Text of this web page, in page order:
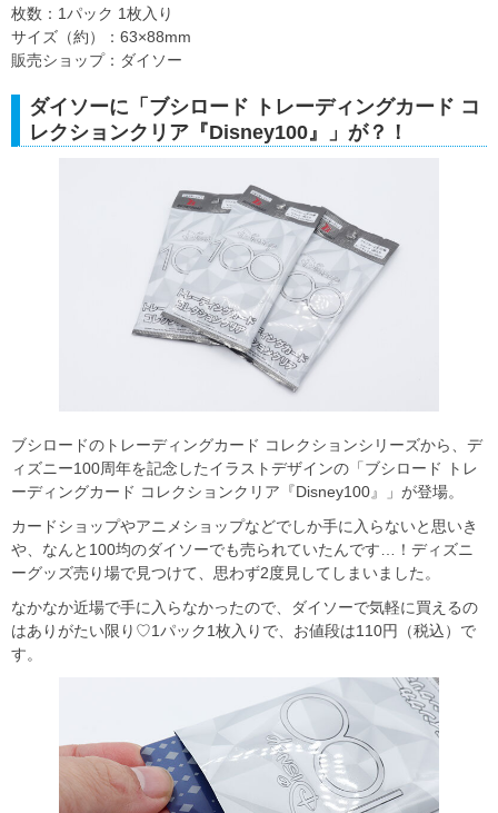
枚数：1パック 1枚入り
サイズ（約）：63×88mm
販売ショップ：ダイソー
ダイソーに「ブシロード トレーディングカード コ
レクションクリア『Disney100』」が？！
ブシロードのトレーディングカード コレクションシリーズから、デ
ィズニー100周年を記念したイラストデザインの「ブシロード トレ
ーディングカード コレクションクリア『Disney100』」が登場。
カードショップやアニメショップなどでしか手に入らないと思いき
や、なんと100均のダイソーでも売られていたんです…！ディズニ
ーグッズ売り場で見つけて、思わず2度見してしまいました。
なかなか近場で手に入らなかったので、ダイソーで気軽に買えるの
はありがたい限り♡1パック1枚入りで、お値段は110円（税込）で
す。